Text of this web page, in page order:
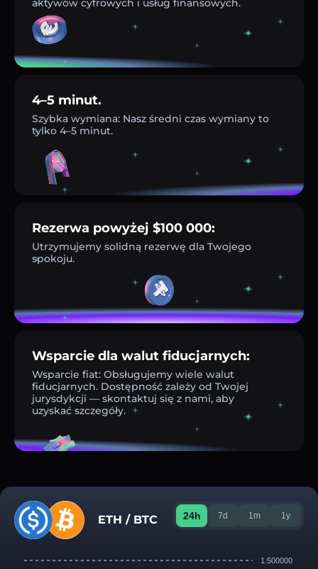
4–5 minut.
Szybka wymiana: Nasz średni czas wymiany to
tylko 4–5 minut.
Rezerwa powyżej $100 000:
Utrzymujemy solidną rezerwę dla Twojego
spokoju.
Wsparcie dla walut fiducjarnych:
Wsparcie fiat: Obsługujemy wiele walut
fiducjarnych. Dostępność zależy od Twojej
jurysdykcji — skontaktuj się z nami, aby
uzyskać szczegóły.
ETH / BTC 24h 7d 1m 1y
1.500000